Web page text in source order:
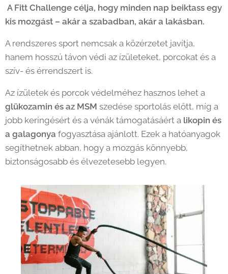
A Fitt Challenge célja, hogy minden nap beiktass egy
kis mozgást – akár a szabadban, akár a lakásban.
A rendszeres sport nemcsak a közérzetet javítja,
hanem hosszú távon védi az ízületeket, porcokat és a
szív- és érrendszert is.
Az ízületek és porcok védelméhez hasznos lehet a
glükozamin és az MSM szedése sportolás előtt, míg a
jobb keringésért és a vénák támogatásáért a likopin és
a galagonya fogyasztása ajánlott. Ezek a hatóanyagok
segíthetnek abban, hogy a mozgás könnyebb,
biztonságosabb és élvezetesebb legyen.